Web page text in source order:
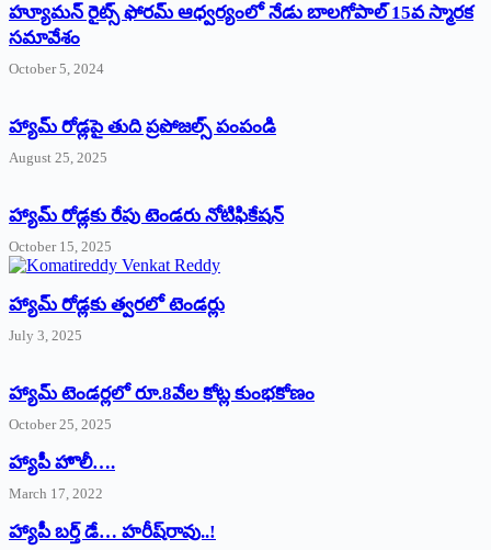
హ్యూమన్‌ రైట్స్‌ ఫోరమ్‌ ఆధ్వర్యంలో నేడు బాలగోపాల్‌ 15వ స్మారక
సమావేశం
October 5, 2024
హ్యామ్‌ రోడ్లపై తుది ప్రపోజల్స్‌ పంపండి
August 25, 2025
హ్యామ్‌ రోడ్లకు రేపు టెండరు నోటిఫికేషన్‌
October 15, 2025
హ్యామ్‌ రోడ్లకు త్వరలో టెండర్లు
July 3, 2025
హ్యామ్‌ ‌టెండర్లలో రూ.8వేల కోట్ల కుంభకోణం
October 25, 2025
హ్యాపీ హొలీ….
March 17, 2022
హ్యాపీ బర్త్ ‌డే… హరీష్‌రావు..!